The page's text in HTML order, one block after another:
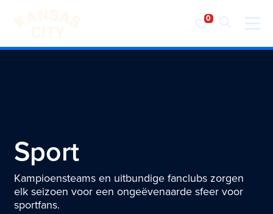
Bezoek KC
Sport
Kampioensteams en uitbundige fanclubs zorgen
elk seizoen voor een ongeëvenaarde sfeer voor
sportfans.